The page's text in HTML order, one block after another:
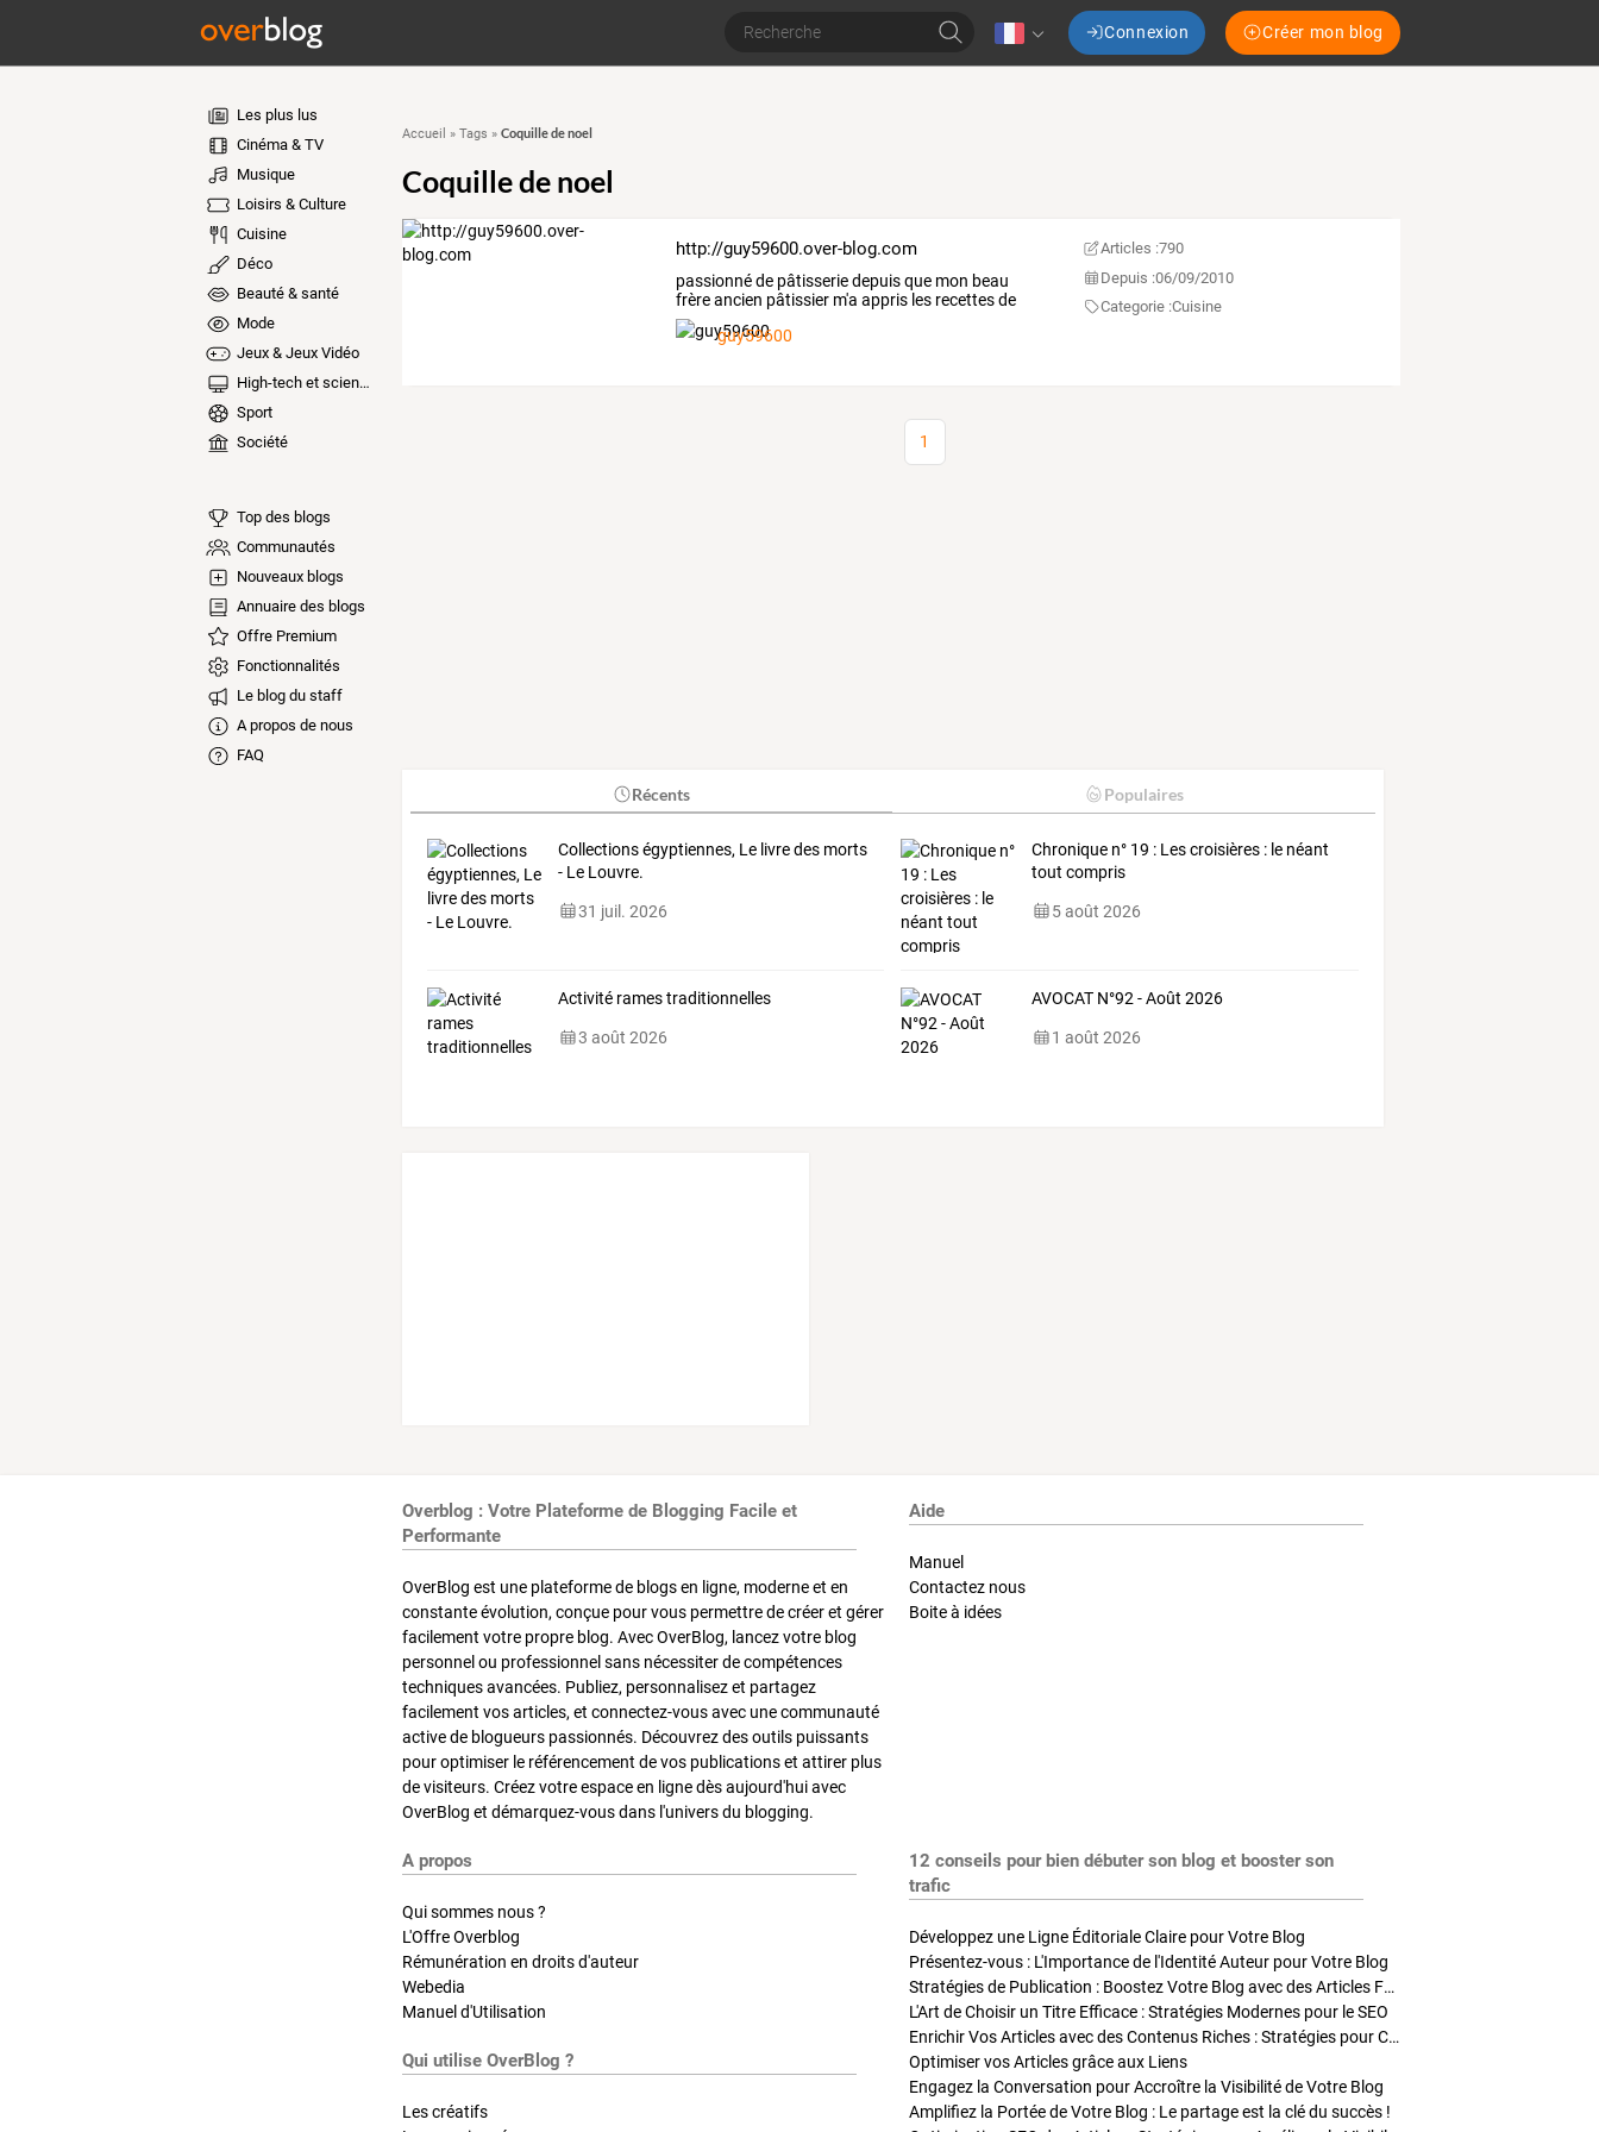
Connexion Créer mon blog
Les plus lus
Cinéma & TV
Musique
Loisirs & Culture
Cuisine
Déco
Beauté & santé
Mode
Jeux & Jeux Vidéo
High-tech et sciences
Sport
Société
Top des blogs
Communautés
Nouveaux blogs
Annuaire des blogs
Offre Premium
Fonctionnalités
Le blog du staff
A propos de nous
FAQ
Accueil » Tags » Coquille de noel
Coquille de noel
http://guy59600.over-blog.com
passionnéde pâtisseriedepuisque mon beau
frèreancien pâtissier m'a appris les recettesde
basses
guy59600
Articles :790
Depuis :06/09/2010
Categorie :Cuisine
1
Récents Populaires
Collections égyptiennes, Le livre des morts
- Le Louvre.
31 juil. 2026
Chronique n° 19 : Les croisières : le néant
tout compris
5 août 2026
Activité rames traditionnelles
3 août 2026
AVOCAT N°92 - Août 2026
1 août 2026
Overblog : Votre Plateforme de Blogging Facile et
Performante
OverBlog est une plateforme de blogs en ligne, moderne et en
constante évolution, conçue pour vous permettre de créer et gérer
facilement votre propre blog. Avec OverBlog, lancez votre blog
personnel ou professionnel sans nécessiter de compétences
techniques avancées. Publiez, personnalisez et partagez
facilement vos articles, et connectez-vous avec une communauté
active de blogueurs passionnés. Découvrez des outils puissants
pour optimiser le référencement de vos publications et attirer plus
de visiteurs. Créez votre espace en ligne dès aujourd'hui avec
OverBlog et démarquez-vous dans l'univers du blogging.
Aide
Manuel
Contactez nous
Boite à idées
A propos
Qui sommes nous ?
L'Offre Overblog
Rémunération en droits d'auteur
Webedia
Manuel d'Utilisation
Qui utilise OverBlog ?
Les créatifs
12 conseils pour bien débuter son blog et booster son
trafic
Développez une Ligne Éditoriale Claire pour Votre Blog
Présentez-vous : L'Importance de l'Identité Auteur pour Votre Blog
Stratégies de Publication : Boostez Votre Blog avec des Articles Fréquents et Exclusifs
L'Art de Choisir un Titre Efficace : Stratégies Modernes pour le SEO
Enrichir Vos Articles avec des Contenus Riches : Stratégies pour Captiver et Optimiser
Optimiser vos Articles grâce aux Liens
Engagez la Conversation pour Accroître la Visibilité de Votre Blog
Amplifiez la Portée de Votre Blog : Le partage est la clé du succès !